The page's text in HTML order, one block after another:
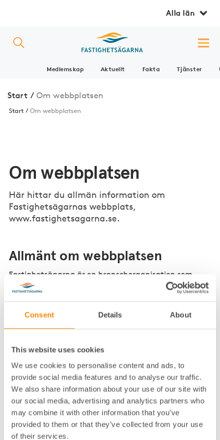
Consent Details About
This website uses cookies
We use cookies to personalise content and ads, to
provide social media features and to analyse our traffic.
We also share information about your use of our site with
our social media, advertising and analytics partners who
may combine it with other information that you’ve
provided to them or that they’ve collected from your use
of their services.
Alla län
Medlemskap Aktuellt Fakta Tjänster
Start / Om webbplatsen
Start Om webbplatsen
Om webbplatsen
Här hittar du allmän information om
Fastighetsägarnas webbplats,
www.fastighetsagarna.se.
Allmänt om webbplatsen
Fastighetsägarna är en branschorganisation som
arbetar för en hållbar och fungerande
fastighetsmarknad. Vårt uppdrag är att förbättra
bostads- och lokalmarknaden kan utvecklas.
om Fastighetsägarna och vår verksamhet. På
webbplatsen kan medlemmar och andra besökare
söka information och kunskap som berör
fastighetsbranschen samt ta del av våra tjänster och
medlemsförmåner.
Har du frågor om cookies och
personuppgiftspolicy?